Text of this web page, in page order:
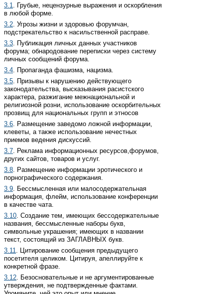
3.1
. Грубые, нецензурные выражения и оскорбления
в любой форме.
3.2 . Угрозы жизни и здоровью форумчан,
подстрекательство к насильственной расправе.
3.3 . Публикация личных данных участников
форума; обнародование переписки через систему
личных сообщений форума.
3.4 . Пропаганда фашизма, нацизма.
3.5 . Призывы к нарушению действующего
законодательства, высказывания расистского
характера, разжигание межнациональной и
религиозной розни, использование оскорбительных
прозвищ для национальных групп и этносов
3.6 . Размещение заведомо ложной информации,
клеветы, а также использование нечестных
приемов ведения дискуссий.
3.7 . Реклама информационных ресурсов,форумов,
других сайтов, товаров и услуг.
3.8 . Размещение информации эротического и
порнографического содержания.
3.9 . Бессмысленная или малосодержательная
информация, флейм, использование конференции
в качестве чата.
3.10 . Создание тем, имеющих беcсодержательные
названия, бессмысленные наборы букв,
символьные украшения; имеющих в названии
текст, состоящий из ЗАГЛАВНЫХ букв.
3.11
. Цитирование сообщения предыдущего
посетителя целиком. Цитируя, апеллируйте к
конкретной фразе.
3.12 . Безосновательные и не аргументированные
утверждения, не подтвержденные фактами.